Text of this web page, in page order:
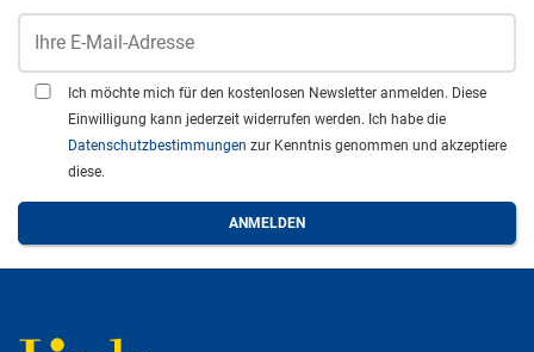
Ich möchte mich für den kostenlosen Newsletter anmelden. Diese
Einwilligung kann jederzeit widerrufen werden. Ich habe die
Datenschutzbestimmungen zur Kenntnis genommen und akzeptiere
diese.